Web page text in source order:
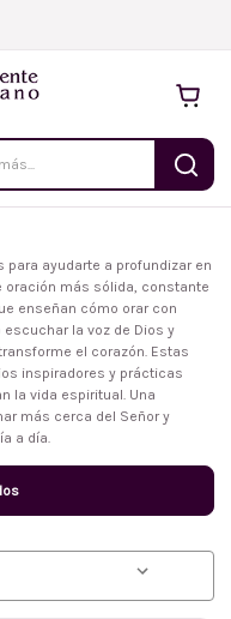
para ayudarte a profundizar en
oración más sólida, constante
enseñan cómo orar con
la voz de Dios y
el corazón. Estas
inspiradores y prácticas
la vida espiritual. Una
más cerca del Señor y
a día.